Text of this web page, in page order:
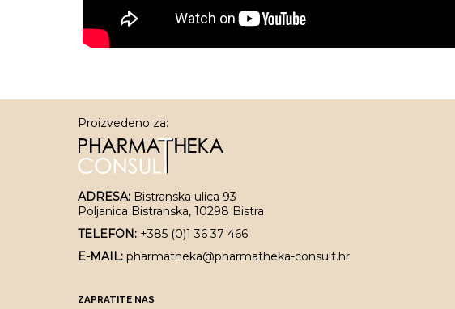
Proizvedeno za:
ADRESA: Bistranska ulica 93
Poljanica Bistranska, 10298 Bistra
TELEFON: +385 (0)1 36 37 466
E-MAIL: pharmatheka@pharmatheka-consult.hr
ZAPRATITE NAS